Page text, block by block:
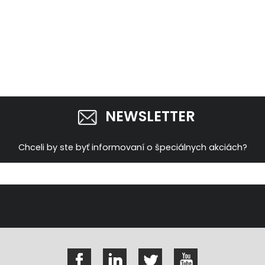
NEWSLETTER
Chceli by ste byť informovaní o špeciálnych akciách?